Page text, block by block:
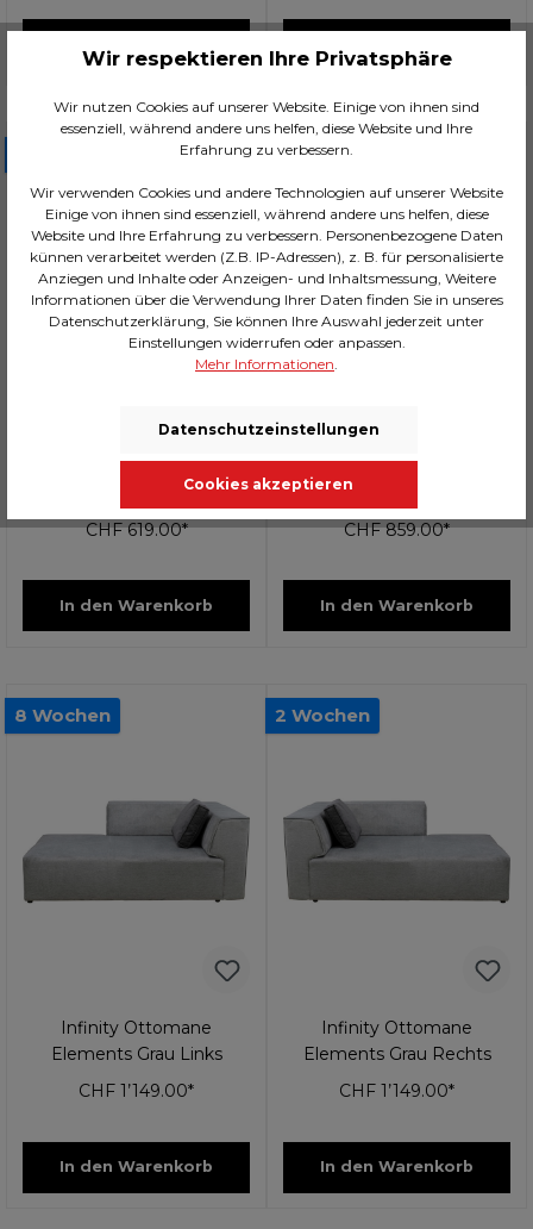
Infinity Hocker Elements
Creme 68x100cm
CHF 619.00*
In den Warenkorb
2 Wochen
Infinity Hocker Elements
Creme 80x100cm
CHF 859.00*
In den Warenkorb
8 Wochen
Infinity Ottomane
Elements Grau Links
CHF 1’149.00*
In den Warenkorb
2 Wochen
Infinity Ottomane
Elements Grau Rechts
CHF 1’149.00*
In den Warenkorb
Wir respektieren Ihre Privatsphäre
Wir nutzen Cookies auf unserer Website. Einige von ihnen sind
essenziell, während andere uns helfen, diese Website und Ihre
Erfahrung zu verbessern.
Wir verwenden Cookies und andere Technologien auf unserer Website
Einige von ihnen sind essenziell, während andere uns helfen, diese
Website und Ihre Erfahrung zu verbessern. Personenbezogene Daten
künnen verarbeitet werden (Z.B. IP-Adressen), z. B. für personalisierte
Anziegen und Inhalte oder Anzeigen- und Inhaltsmessung, Weitere
Informationen über die Verwendung Ihrer Daten finden Sie in unseres
Datenschutzerklärung, Sie können Ihre Auswahl jederzeit unter
Einstellungen widerrufen oder anpassen.
Mehr Informationen.
Datenschutzeinstellungen
Cookies akzeptieren